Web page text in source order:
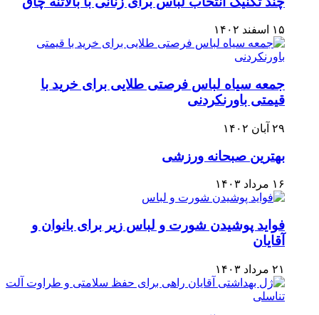
۱۵ اسفند ۱۴۰۲
جمعه سیاه لباس فرصتی طلایی برای خرید با
قیمتی باورنکردنی
۲۹ آبان ۱۴۰۲
بهترین صبحانه ورزشی
۱۶ مرداد ۱۴۰۳
فواید پوشیدن شورت و لباس زیر برای بانوان و
آقایان
۲۱ مرداد ۱۴۰۳